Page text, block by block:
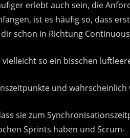
erlebt auch sein, die
ist es häufig so, dass erst
dir schon in Richtung Continuous
vielleicht so ein bisschen
und wahrscheinlich
sie zum
Sprints haben und Scrum-